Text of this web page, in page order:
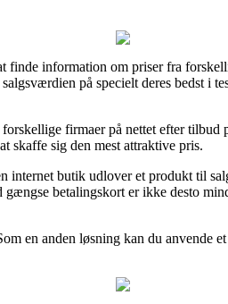
information om priser fra
på specielt deres bedst i
firmaer på nettet efter
skaffe sig den mest attraktive pris.
butik udlover et produkt til
betalingskort er ikke desto
en anden løsning kan du anvende